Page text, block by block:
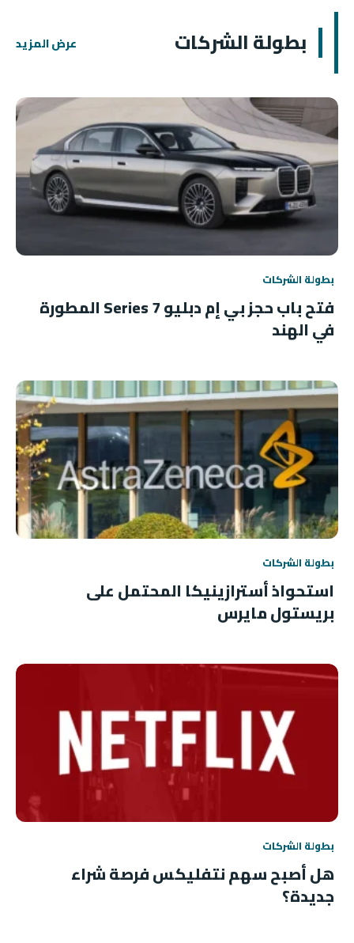
بطولة الشركات عرض المزيد
بطولة الشركات
فتح باب حجز بي إم دبليو 7 Series المطورة
في الهند
بطولة الشركات
استحواذ أسترازينيكا المحتمل على
بريستول مايرس
بطولة الشركات
هل أصبح سهم نتفليكس فرصة شراء
جديدة؟